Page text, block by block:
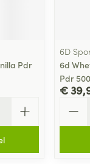
Pdr
6D
6d
Pdr
€